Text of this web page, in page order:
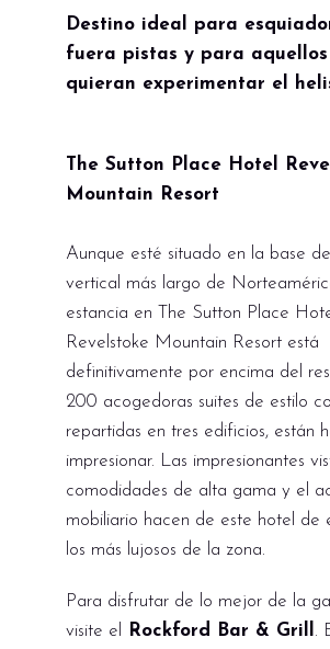
Destino ideal para
fuera pistas y para
quieran experimentar el
The Sutton Place Hotel
Mountain Resort
Aunque esté situado en la base
vertical más largo de
estancia en The Sutton Place
Revelstoke Mountain Resort está
definitivamente por encima del
200 acogedoras suites de estilo
repartidas en tres edificios, están
impresionar. Las impresionantes
comodidades de alta gama y el
mobiliario hacen de este hotel de
los más lujosos de la zona.
Para disfrutar de lo mejor de la
visite el
Rockford Bar & Grill .